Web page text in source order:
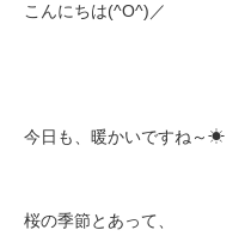
こんにちは(^O^)／
今日も、暖かいですね～☀
桜の季節とあって、